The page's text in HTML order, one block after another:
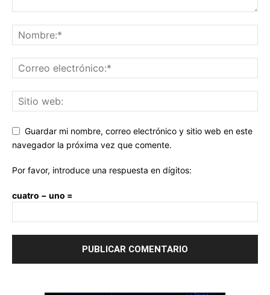
Guardar mi nombre, correo electrónico y sitio web en este
navegador la próxima vez que comente.
Por favor, introduce una respuesta en dígitos:
cuatro − uno =